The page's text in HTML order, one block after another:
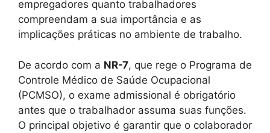
empregadores quanto trabalhadores
compreendam a sua importância e as
implicações práticas no ambiente de trabalho.
De acordo com a NR-7, que rege o Programa de
Controle Médico de Saúde Ocupacional
(PCMSO), o exame admissional é obrigatório
antes que o trabalhador assuma suas funções.
O principal objetivo é garantir que o colaborador